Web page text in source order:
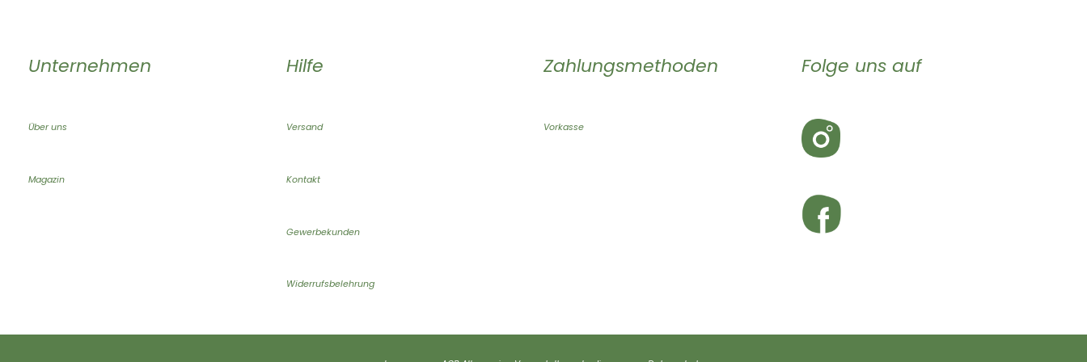
Unternehmen
Über uns
Magazin
Hilfe
Versand
Kontakt
Gewerbekunden
Widerrufsbelehrung
Zahlungsmethoden
Vorkasse
Folge uns auf